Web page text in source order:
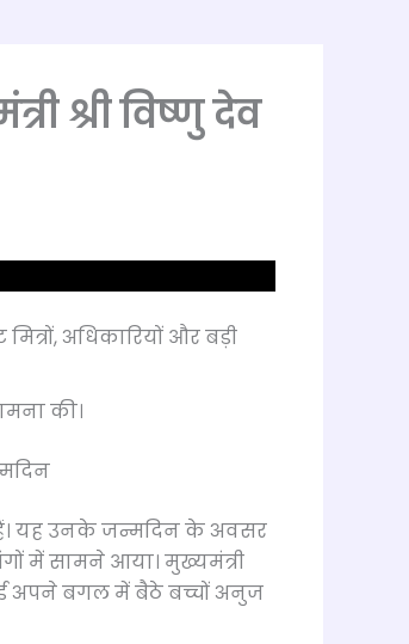
श्री विष्णु देव
अधिकारियों और बड़ी
की।
हैं। यह उनके जन्मदिन के अवसर
में सामने आया। मुख्यमंत्री
अपने बगल में बैठे बच्चों अनुज